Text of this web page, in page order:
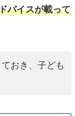
バイスが載って
おき、子ども